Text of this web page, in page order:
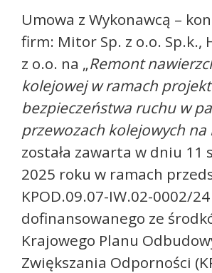
Umowa z Wykonawcą –
firm: Mitor Sp. z o.o. Sp.k.,
z o.o. na „Remont
kolejowej w ramach
bezpieczeństwa ruchu w
przewozach kolejowych na
została zawarta w dniu 11
2025 roku w ramach
KPOD.09.07-IW.02-0002/24
dofinansowanego ze
Krajowego Planu
Zwiększania Odporności